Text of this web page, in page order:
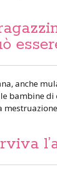
anche
bambine